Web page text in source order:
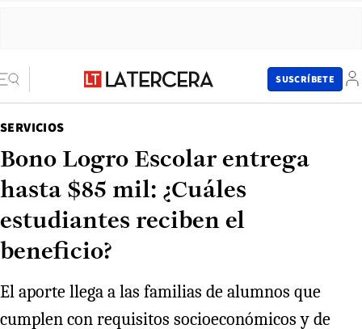
SUSCRÍBETE
SERVICIOS
Bono Logro Escolar entrega
hasta $85 mil: ¿Cuáles
estudiantes reciben el
beneficio?
El aporte llega a las familias de alumnos que
cumplen con requisitos socioeconómicos y de